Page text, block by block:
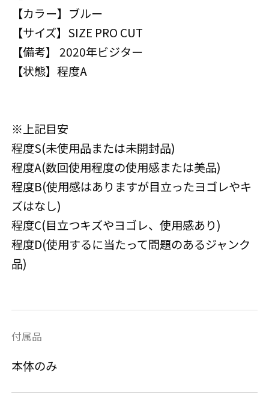
【カラー】ブルー
【サイズ】SIZE PRO CUT
【備考】 2020年ビジター
【状態】程度A
※上記目安
程度S(未使用品または未開封品)
程度A(数回使用程度の使用感または美品)
程度B(使用感はありますが目立ったヨゴレやキ
ズはなし)
程度C(目立つキズやヨゴレ、使用感あり)
程度D(使用するに当たって問題のあるジャンク
品)
付属品
本体のみ